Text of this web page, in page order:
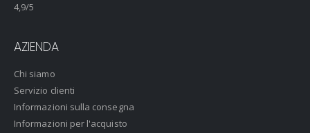
4,9/5
AZIENDA
Chi siamo
Servizio clienti
Informazioni sulla consegna
Informazioni per l'acquisto